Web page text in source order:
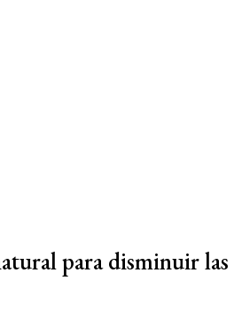
para disminuir las